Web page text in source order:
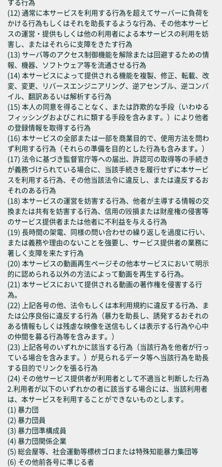
する行為
(12) 通常に本サービスを利用する行為を超えてサーバーに負荷を
かける行為もしくはそれを助長するような行為、その他本サービ
スの運営・提供もしくは他の利用者による本サービスの利用を妨
害し、またはそれらに支障をきたす行為
(13) サーバ等のアクセス制御機能を解除または回避するための情
報、機器、ソフトウェア等を流通させる行為
(14) 本サービスによって提供される機能を複製、修正、転載、改
変、変更、リバースエンジニアリング、逆アセンブル、逆コンパ
イル、翻訳あるいは解析する行為
(15) 本人の同意を得ることなく、または詐欺的な手段（いわゆる
フィッシングおよびこれに類する手段を含みます。）により他者
の登録情報を取得する行為
(16) 本サービスの全部または一部を商業目的で、使用方法を問わ
ず利用する行為（それらの準備を目的とした行為も含みます。）
(17) 法令に基づき監督官庁等への届出、許認可の取得等の手続き
が義務づけられている場合に、当該手続きを履行せずに本サービ
スを利用する行為、その他当該法令に違反し、または違反するお
それのある行為
(18) 本サービスの運営を妨害する行為、他者が主導する情報の交
換または共有を妨害する行為、信用の毀損または財産権の侵害等
のサービス提供者または他者に不利益を与える行為
(19) 長時間の架電、同様の問い合わせの繰り返しを過度に行い、
または義務や理由のないことを強要し、サービス提供者の業務に
著しく支障を来たす行為
(20) 本サービスの動画再生ページその他本サービスにおいて明示
的に認められる以外の方法によって動画を再生する行為。
(21) 本サービスにおいて提供される動画の著作権を侵害する行
為。
(22) 上記各号の他、法令もしくは本利用規約に違反する行為、ま
たは公序良俗に違反する行為（暴力を助長し、誘発するおそれの
ある情報もしくは残虐な映像を送信もしくは表示する行為や心中
の仲間を募る行為等を含みます。）
(23) 上記各号のいずれかに該当する行為（当該行為を他者が行っ
ている場合を含みます。）が見られるデータ等へ当該行為を助長
する目的でリンクを張る行為
(24) その他サービス提供者が利用者として不適当と判断した行為
2.利用者が以下のいずれかの者に該当する場合には、当該利用者
は、本サービスを利用することができないものとします。
(1) 暴力団
(2) 暴力団員
(3) 暴力団準構成員
(4) 暴力団関係企業
(5) 総会屋等、社会運動等標榜ゴロまたは特殊知能暴力集団等
(6) その他前各号に準じる者